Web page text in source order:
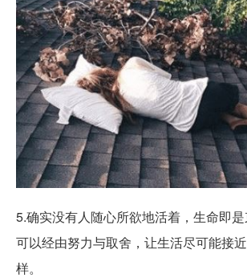
5.确实没有人随心所欲地活着，生命即
可以经由努力与取舍，让生活尽可能接
样。